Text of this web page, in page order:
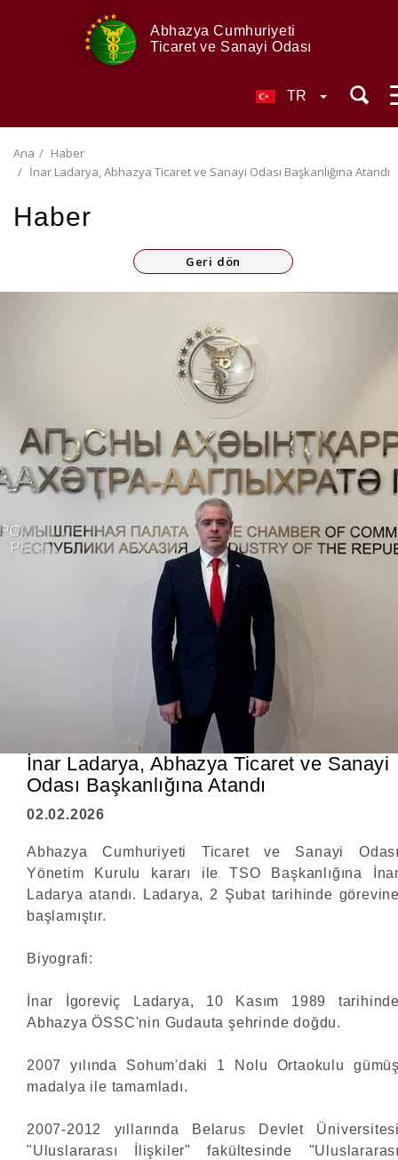
Abhazya Cumhuriyeti
Ticaret ve Sanayi Odası
TR
Ana
Haber
İnar Ladarya, Abhazya Ticaret ve Sanayi Odası Başkanlığına Atandı
Haber
Geri dön
İnar Ladarya, Abhazya Ticaret ve Sanayi
Odası Başkanlığına Atandı
02.02.2026
Abhazya Cumhuriyeti Ticaret ve Sanayi
Yönetim Kurulu kararı ile TSO Başkanlığına
Ladarya atandı. Ladarya, 2 Şubat tarihinde
başlamıştır.
Biyografi:
İnar İgoreviç Ladarya, 10 Kasım 1989
Abhazya ÖSSC'nin Gudauta şehrinde doğdu.
2007 yılında Sohum'daki 1 Nolu Ortaokulu
madalya ile tamamladı.
2007-2012 yıllarında Belarus Devlet
"Uluslararası İlişkiler" fakültesinde